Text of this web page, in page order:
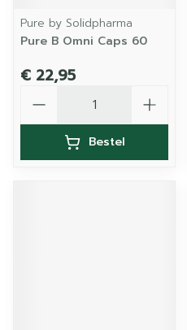
Pure by Solidpharma
Pure B Omni Caps 60
€ 22,95
Bestel